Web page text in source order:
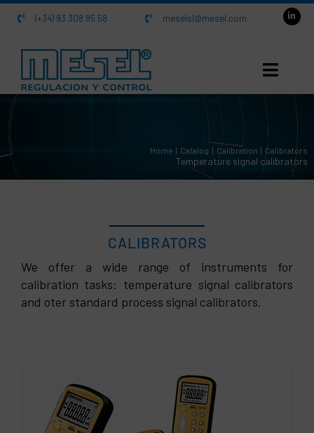
Skip
(+34) 93 308 85 58 meselsl@mesel.com
Home Catalog Calibration Calibrators
Temperature signal calibrators
CALIBRATORS
We offer a wide range of instruments for
calibration tasks: temperature signal calibrators
and oter standard process signal calibrators.
Calibrators